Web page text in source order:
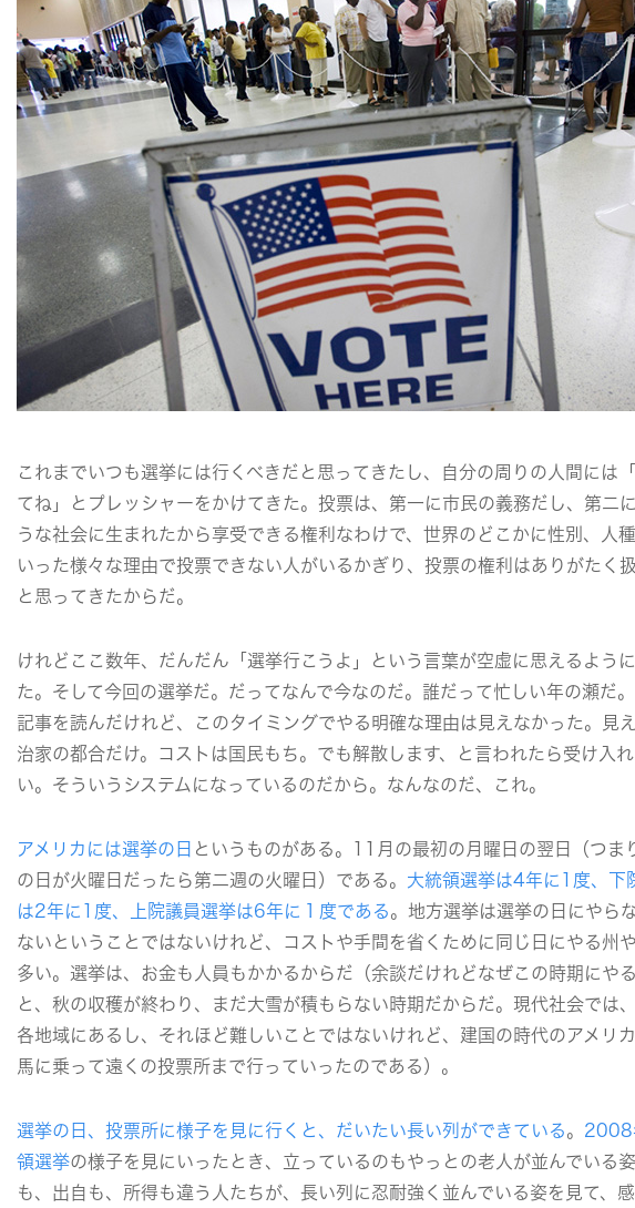
これまでいつも選挙には行くべきだと思ってきたし、自分の周りの人間には
てね」とプレッシャーをかけてきた。投票は、第一に市民の義務だし、第二
うな社会に生まれたから享受できる権利なわけで、世界のどこかに性別、人
いった様々な理由で投票できない人がいるかぎり、投票の権利はありがたく
と思ってきたからだ。
けれどここ数年、だんだん「選挙行こうよ」という言葉が空虚に思えるよう
た。そして今回の選挙だ。だってなんで今なのだ。誰だって忙しい年の瀬だ
記事を読んだけれど、このタイミングでやる明確な理由は見えなかった。見
治家の都合だけ。コストは国民もち。でも解散します、と言われたら受け入
い。そういうシステムになっているのだから。なんなのだ、これ。
アメリカには選挙の日 というものがある。11月の最初の月曜日の翌日（つま
の日が火曜日だったら第二週の火曜日）である。 大統領選挙は4年に1度、下
は2年に1度、上院議員選挙は6年に１度である。地方選挙は選挙の日にやら
ないということではないけれど、コストや手間を省くために同じ日にやる州
多い。選挙は、お金も人員もかかるからだ（余談だけれどなぜこの時期にや
と、秋の収穫が終わり、まだ大雪が積もらない時期だからだ。現代社会では
各地域にあるし、それほど難しいことではないけれど、建国の時代のアメリ
馬に乗って遠くの投票所まで行っていったのである）。
選挙の日、投票所に様子を見に行くと、だいたい長い列ができている。 2008
領選挙の様子を見にいったとき、立っているのもやっとの老人が並んでいる
も、出自も、所得も違う人たちが、長い列に忍耐強く並んでいる姿を見て、